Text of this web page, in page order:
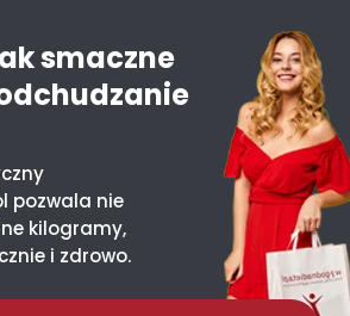
smaczne
pozwala nie
kilogramy,
i zdrowo.